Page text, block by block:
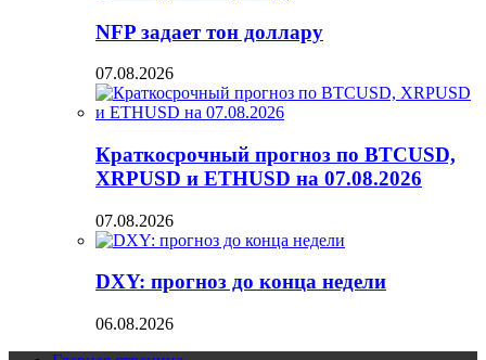
NFP задает тон доллару
07.08.2026
Краткосрочный прогноз по BTCUSD,
XRPUSD и ETHUSD на 07.08.2026
07.08.2026
DXY: прогноз до конца недели
06.08.2026